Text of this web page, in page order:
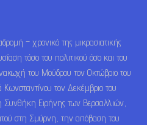
– χρονικό της μικρασιατικής
τόσο του πολιτικού όσο και του
του Μούδρου τον Οκτώβριο του
τον Δεκέμβριο του
Συνθήκη Ειρήνης των Βερσαλλιών,
στη Σμύρνη, την απόβαση του